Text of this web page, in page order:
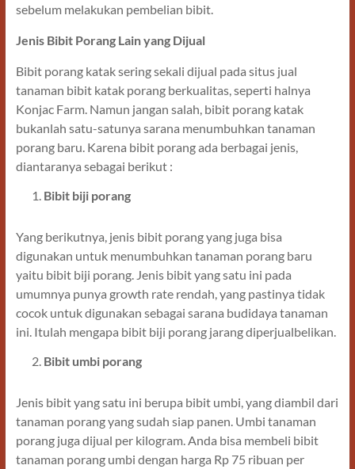
sebelum melakukan pembelian bibit.
Jenis Bibit Porang Lain yang Dijual
Bibit porang katak sering sekali dijual pada situs jual
tanaman bibit katak porang berkualitas, seperti halnya
Konjac Farm. Namun jangan salah, bibit porang katak
bukanlah satu-satunya sarana menumbuhkan tanaman
porang baru. Karena bibit porang ada berbagai jenis,
diantaranya sebagai berikut :
Bibit biji porang
Yang berikutnya, jenis bibit porang yang juga bisa
digunakan untuk menumbuhkan tanaman porang baru
yaitu bibit biji porang. Jenis bibit yang satu ini pada
umumnya punya growth rate rendah, yang pastinya tidak
cocok untuk digunakan sebagai sarana budidaya tanaman
ini. Itulah mengapa bibit biji porang jarang diperjualbelikan.
Bibit umbi porang
Jenis bibit yang satu ini berupa bibit umbi, yang diambil dari
tanaman porang yang sudah siap panen. Umbi tanaman
porang juga dijual per kilogram. Anda bisa membeli bibit
tanaman porang umbi dengan harga Rp 75 ribuan per